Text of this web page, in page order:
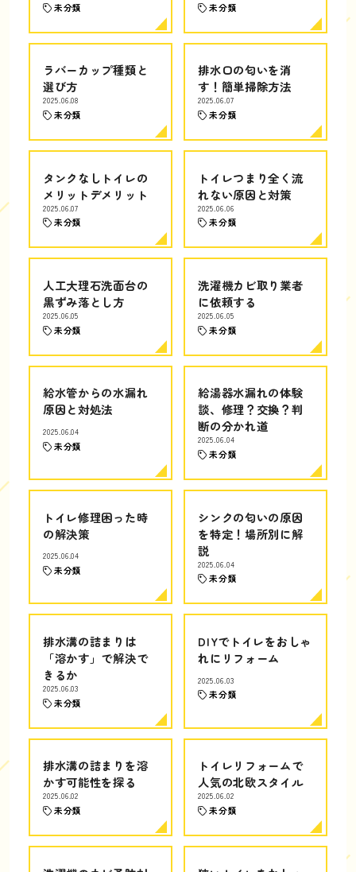
未分類 未分類
ラバーカップ種類と
選び方
2025.06.08
未分類
排水口の匂いを消
す！簡単掃除方法
2025.06.07
未分類
タンクなしトイレの
メリットデメリット
2025.06.07
未分類
トイレつまり全く流
れない原因と対策
2025.06.06
未分類
人工大理石洗面台の
黒ずみ落とし方
2025.06.05
未分類
洗濯機カビ取り業者
に依頼する
2025.06.05
未分類
給水管からの水漏れ
原因と対処法
2025.06.04
未分類
給湯器水漏れの体験
談、修理？交換？判
断の分かれ道
2025.06.04
未分類
トイレ修理困った時
の解決策
2025.06.04
未分類
シンクの匂いの原因
を特定！場所別に解
説
2025.06.04
未分類
排水溝の詰まりは
「溶かす」で解決で
きるか
2025.06.03
未分類
DIYでトイレをおしゃ
れにリフォーム
2025.06.03
未分類
排水溝の詰まりを溶
かす可能性を探る
2025.06.02
未分類
トイレリフォームで
人気の北欧スタイル
2025.06.02
未分類